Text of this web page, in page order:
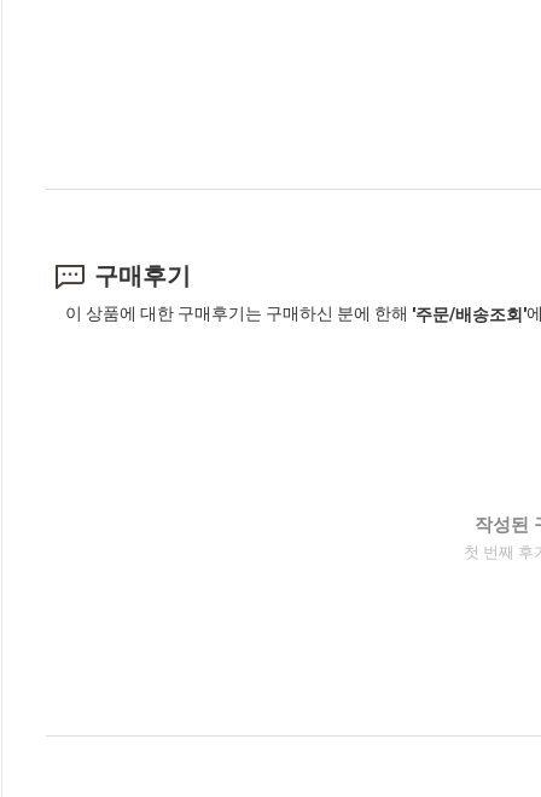
구매후기
이 상품에 대한 구매후기는 구매하신 분에 한해 '주문/배송조회'
작성된
첫 번째 후